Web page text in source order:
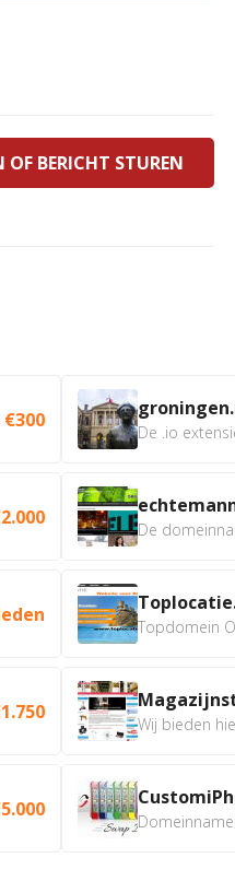
OF BERICHT STUREN
€300
De .io
De
Topdomein
Wij bieden